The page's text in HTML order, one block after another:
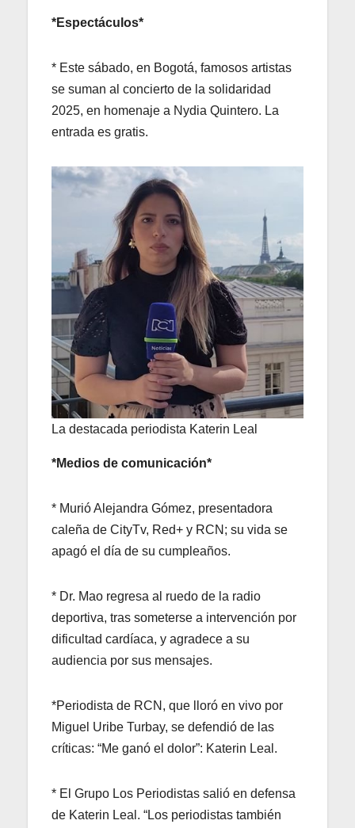
*Espectáculos*
* Este sábado, en Bogotá, famosos artistas
se suman al concierto de la solidaridad
2025, en homenaje a Nydia Quintero. La
entrada es gratis.
La destacada periodista Katerin Leal
*Medios de comunicación*
* Murió Alejandra Gómez, presentadora
caleña de CityTv, Red+ y RCN; su vida se
apagó el día de su cumpleaños.
* Dr. Mao regresa al ruedo de la radio
deportiva, tras someterse a intervención por
dificultad cardíaca, y agradece a su
audiencia por sus mensajes.
*Periodista de RCN, que lloró en vivo por
Miguel Uribe Turbay, se defendió de las
críticas: “Me ganó el dolor”: Katerin Leal.
* El Grupo Los Periodistas salió en defensa
de Katerin Leal. “Los periodistas también